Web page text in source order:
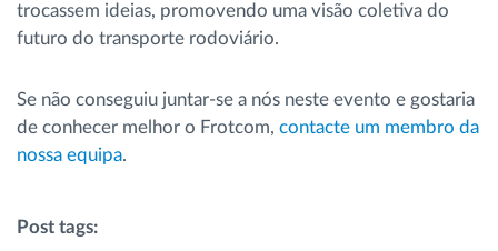
trocassem ideias, promovendo uma visão coletiva do
futuro do transporte rodoviário.
Se não conseguiu juntar-se a nós neste evento e gostaria
de conhecer melhor o Frotcom, contacte um membro da
nossa equipa.
Post tags: